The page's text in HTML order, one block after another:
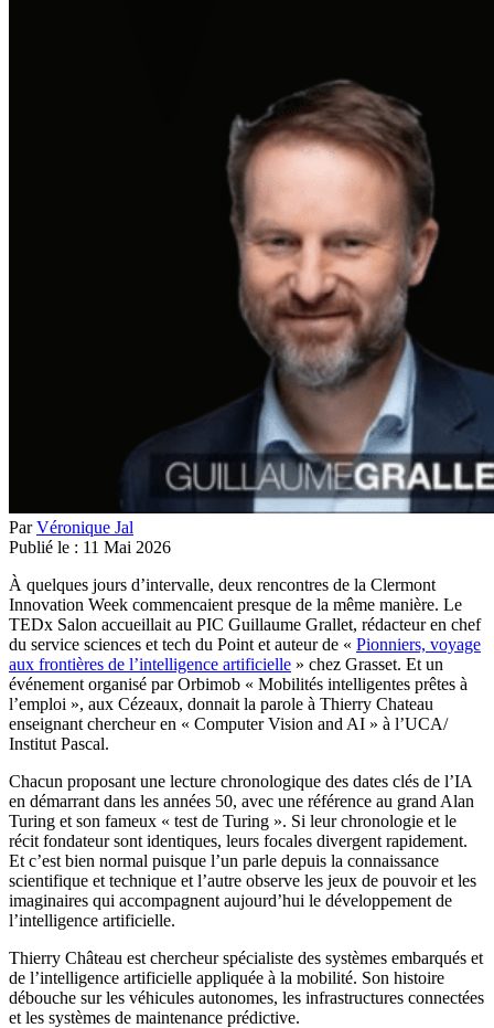
ParVéronique Jal
Publié le : 11 Mai 2026
À quelques jours d’intervalle, deux rencontres de la Clermont
Innovation Week commencaient presque de la même manière. Le
TEDx Salon accueillait au PIC Guillaume Grallet, rédacteur en chef
du service sciences et tech du Point et auteur de « Pionniers, voyage
aux frontières de l’intelligence artificielle » chez Grasset. Et un
événement organisé par Orbimob « Mobilités intelligentes prêtes à
l’emploi », aux Cézeaux, donnait la parole à Thierry Chateau
enseignant chercheur en « Computer Vision and AI » à l’UCA/
Institut Pascal.
Chacun proposant une lecture chronologique des dates clés de l’IA
en démarrant dans les années 50, avec une référence au grand Alan
Turing et son fameux « test de Turing ». Si leur chronologie et le
récit fondateur sont identiques, leurs focales divergent rapidement.
Et c’est bien normal puisque l’un parle depuis la connaissance
scientifique et technique et l’autre observe les jeux de pouvoir et les
imaginaires qui accompagnent aujourd’hui le développement de
l’intelligence artificielle.
Thierry Château est chercheur spécialiste des systèmes embarqués et
de l’intelligence artificielle appliquée à la mobilité. Son histoire
débouche sur les véhicules autonomes, les infrastructures connectées
et les systèmes de maintenance prédictive.